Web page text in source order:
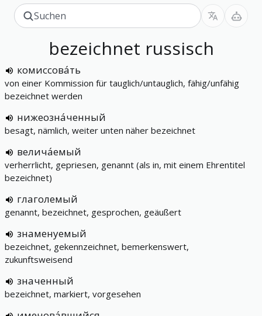
bezeichnet russisch
комиссова́ть
von einer Kommission für tauglich/untauglich, fähig/unfähig
bezeichnet werden
нижеозна́ченный
besagt, nämlich, weiter unten näher bezeichnet
велича́емый
verherrlicht, gepriesen, genannt (als in, mit einem Ehrentitel
bezeichnet)
глаголемый
genannt, bezeichnet, gesprochen, geäußert
знаменуемый
bezeichnet, gekennzeichnet, bemerkenswert,
zukunftsweisend
значенный
bezeichnet, markiert, vorgesehen